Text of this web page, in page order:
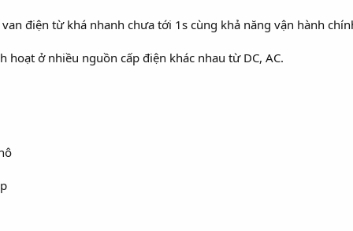
điện từ khá nhanh chưa tới 1s cùng khả năng vận hành
hoạt ở nhiều nguồn cấp điện khác nhau từ DC, AC.